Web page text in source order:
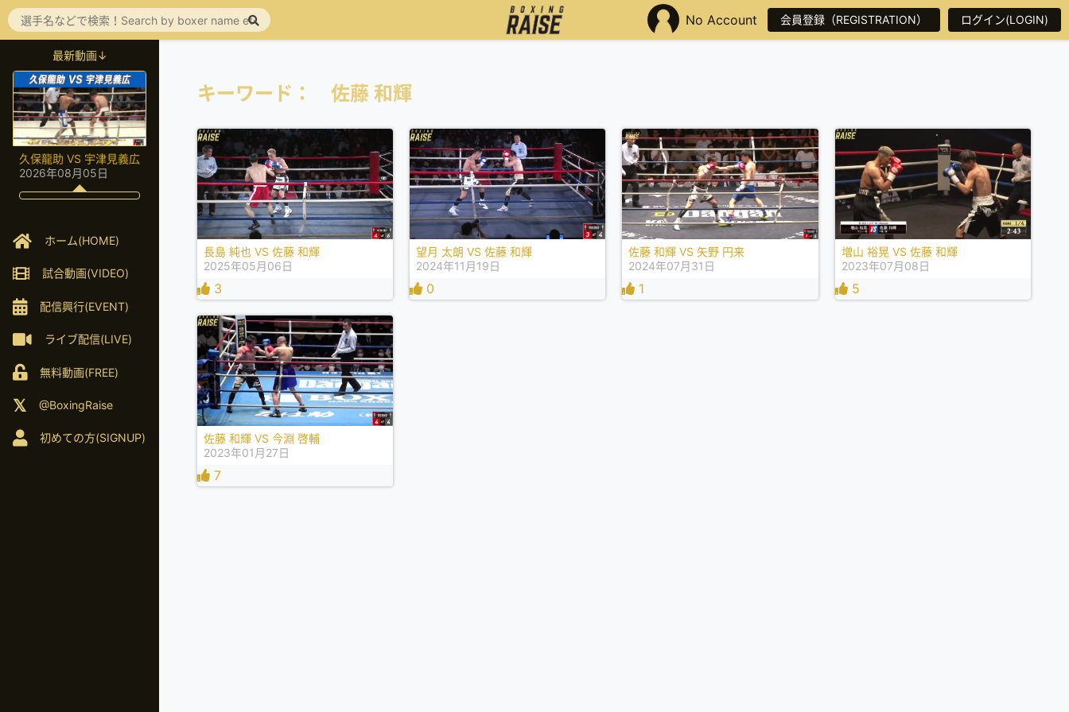
No Account 会員登録（REGISTRATION） ログイン(LOGIN)
最新動画↓
久保龍助 VS 宇津見義広
2026年08月05日
ホーム(HOME)
試合動画(VIDEO)
配信興行(EVENT)
ライブ配信(LIVE)
無料動画(FREE)
@BoxingRaise
初めての方(SIGNUP)
キーワード： 佐藤 和輝
長島 純也 VS 佐藤 和輝
2025年05月06日
3
望月 太朗 VS 佐藤 和輝
2024年11月19日
0
佐藤 和輝 VS 矢野 円来
2024年07月31日
1
増山 裕晃 VS 佐藤 和輝
2023年07月08日
5
佐藤 和輝 VS 今淵 啓輔
2023年01月27日
7